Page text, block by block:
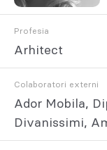
Profesia
Arhitect
Colaboratori externi
Ador Mobila,
Divanissimi,